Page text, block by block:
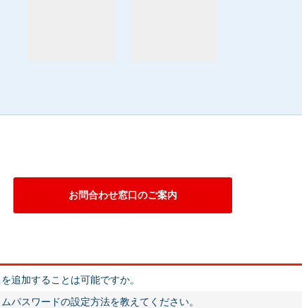
お問合わせ窓口のご案内
追加することは可能ですか。
パスワードの設定方法を教えてください。